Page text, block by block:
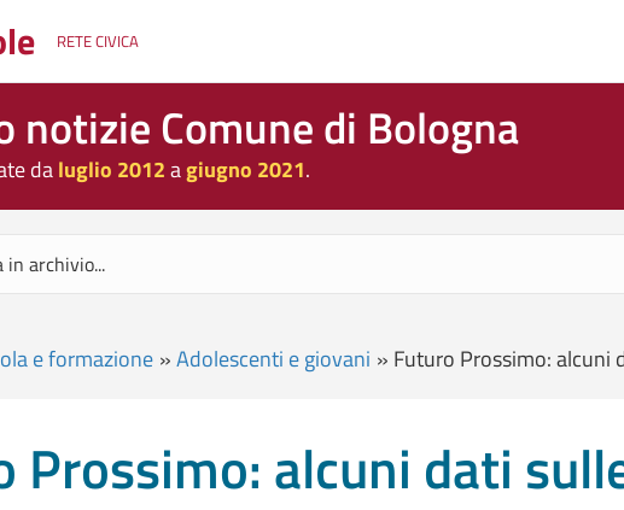
RETE CIVICA
notizie Comune di Bologna
daluglio 2012agiugno 2021.
e formazione »Adolescenti e giovani » Futuro Prossimo: alcuni
Prossimo: alcuni dati